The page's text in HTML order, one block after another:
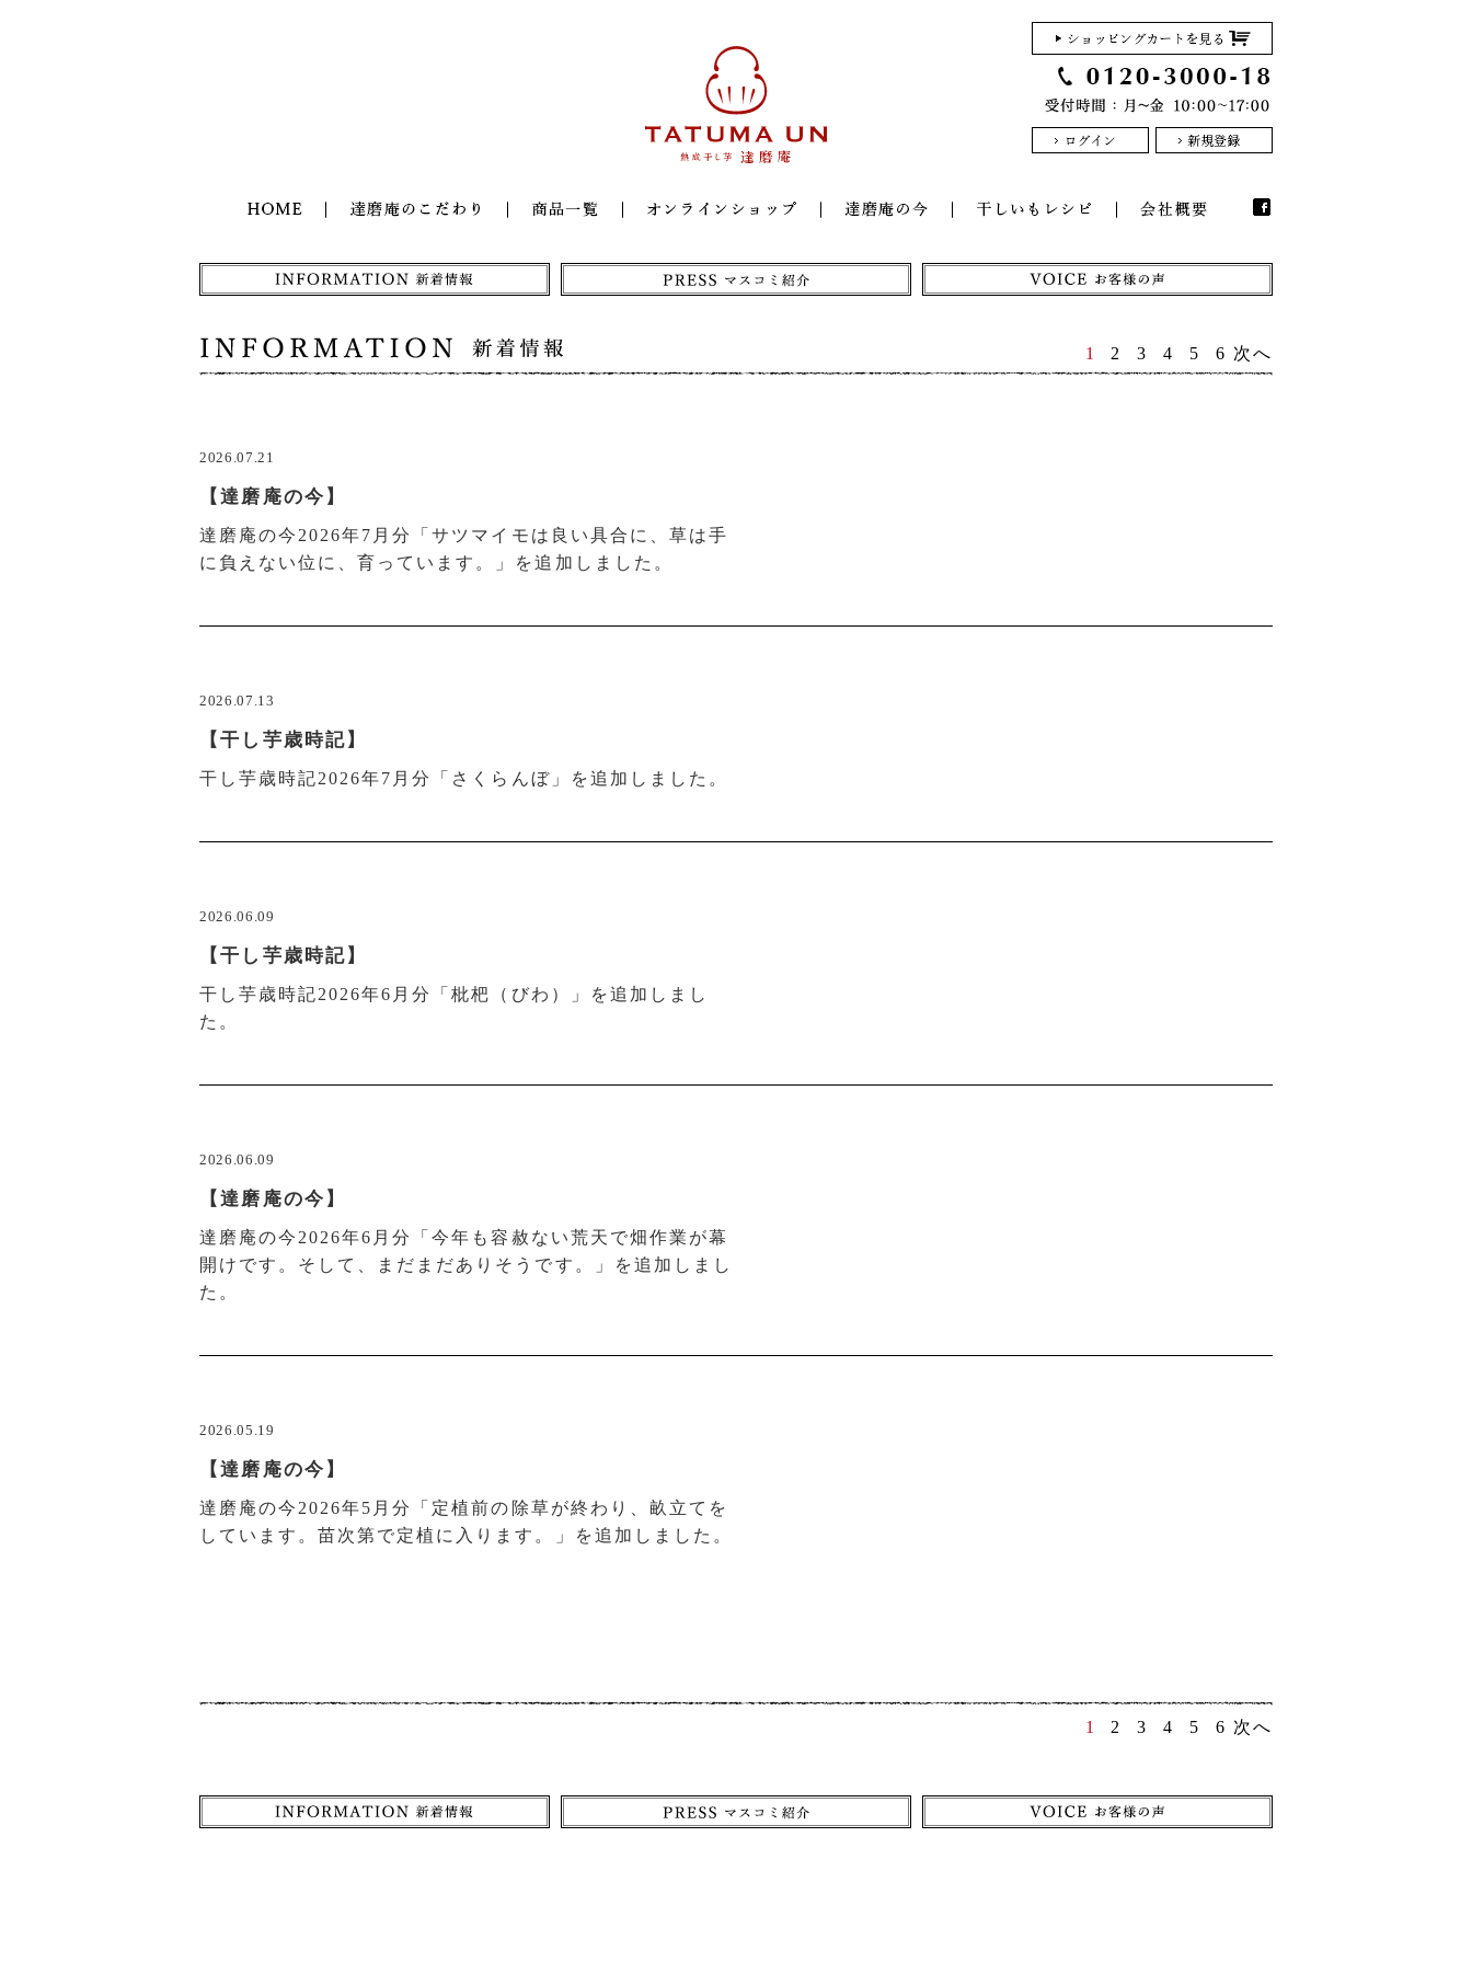
1 2 3 4 5 6 次へ
2026.07.21
【達磨庵の今】
達磨庵の今2026年7月分「サツマイモは良い具合に、草は手
に負えない位に、育っています。」を追加しました。
2026.07.13
【干し芋歳時記】
干し芋歳時記2026年7月分「さくらんぼ」を追加しました。
2026.06.09
【干し芋歳時記】
干し芋歳時記2026年6月分「枇杷（びわ）」を追加しまし
た。
2026.06.09
【達磨庵の今】
達磨庵の今2026年6月分「今年も容赦ない荒天で畑作業が幕
開けです。そして、まだまだありそうです。」を追加しまし
た。
2026.05.19
【達磨庵の今】
達磨庵の今2026年5月分「定植前の除草が終わり、畝立てを
しています。苗次第で定植に入ります。」を追加しました。
1 2 3 4 5 6 次へ